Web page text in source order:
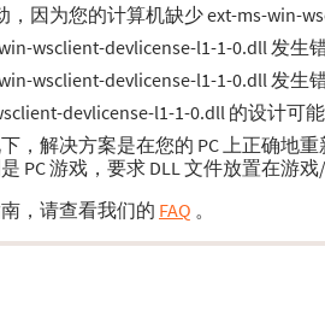
，因为您的计算机缺少 ext-ms-win-
wsclient-devlicense-l1-1-0.dll 发
wsclient-devlicense-l1-1-0.dll 发
devlicense-l1-1-0.dll 的设计可
，解决方案是在您的 PC 上正确地重
PC 游戏，要求 DLL 文件放置在游戏
，请查看我们的 FAQ 。